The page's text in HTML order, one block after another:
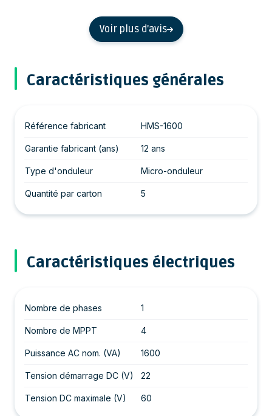
Voir plus d'avis
Caractéristiques générales
Référence fabricant HMS-1600
Garantie fabricant (ans) 12 ans
Type d'onduleur Micro-onduleur
Quantité par carton 5
Caractéristiques électriques
Nombre de phases 1
Nombre de MPPT 4
Puissance AC nom. (VA) 1600
Tension démarrage DC (V) 22
Tension DC maximale (V) 60